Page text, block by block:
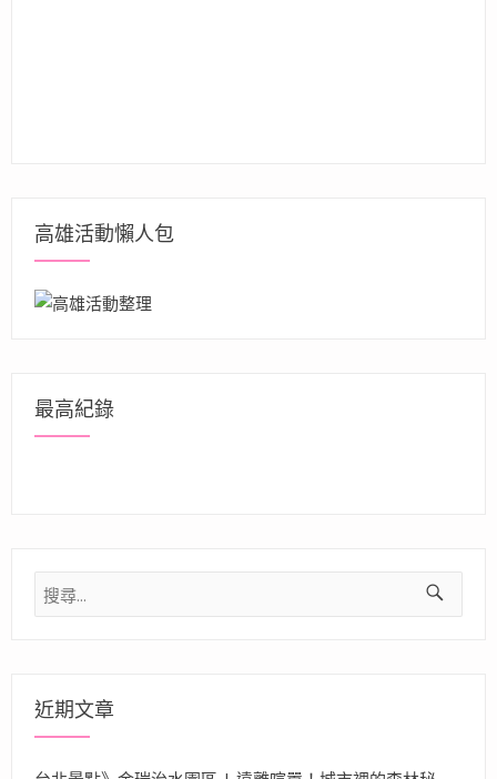
高雄活動懶人包
最高紀錄
搜
尋
近期文章